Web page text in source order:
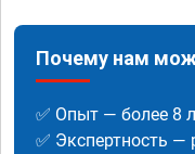
Почему нам
✅ Опыт — более 8
✅ Экспертность